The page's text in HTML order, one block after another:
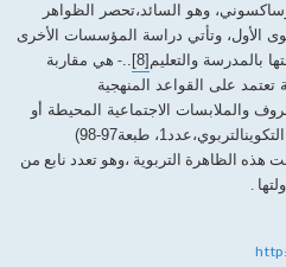
وهو السائد،تحصر الظواهر
الأول، وتأتي دراسة المؤسسات الأخرى
بالمدرسة والتعليم [8]
..
- هي مقاربة
تعتمد على القواعد المنهجية
والملابسات الاجتماعية المحيطة أو
التربوي،عدد1، طبعة97-98)
هذه الظاهرة التربوية ،وهو تعدد نابع من
.